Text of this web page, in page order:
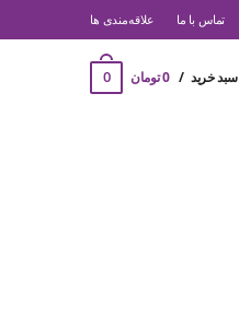
تماس با ما ‌علاقه‌مندی ها
سبد خرید 0 تومان 0